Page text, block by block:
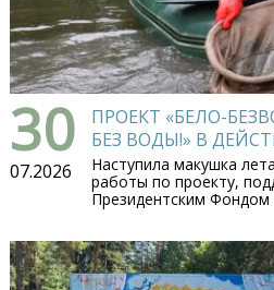
30
07.2026
ПРОЕКТ «БЕЛО-
БЕЗ ВОДЫ!» В
Наступила макушка
работы по проекту,
Президентским